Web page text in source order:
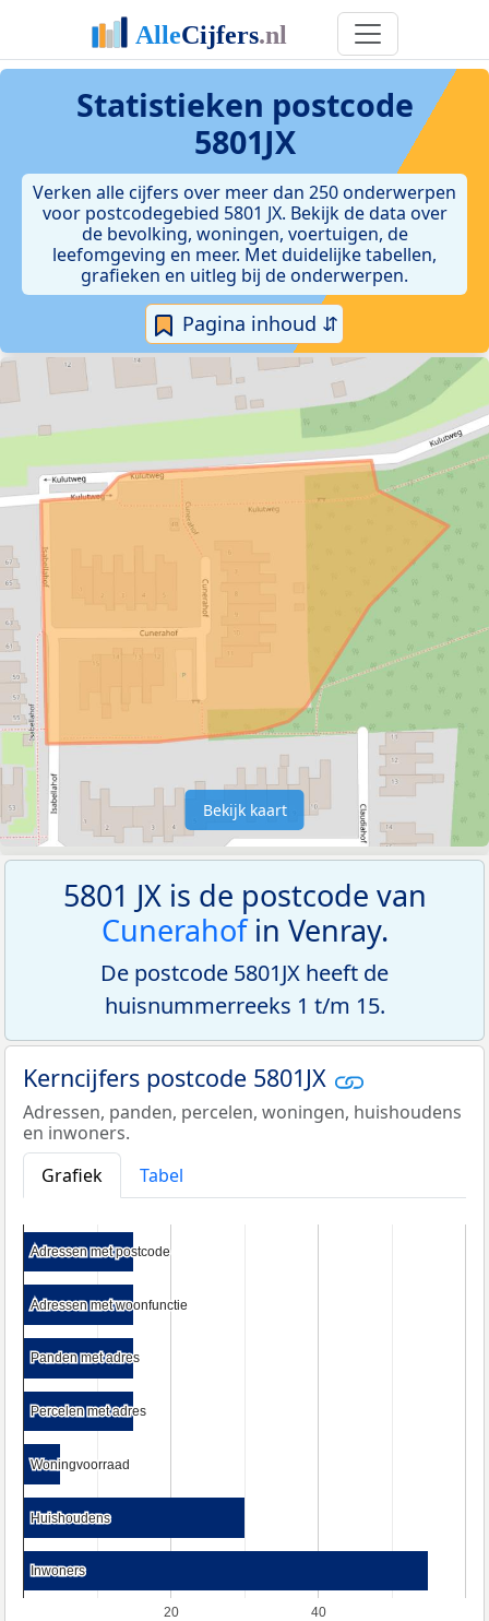
Statistieken postcode
5801JX
Verken alle cijfers over meer dan 250 onderwerpen
voor postcodegebied 5801 JX. Bekijk de data over
de bevolking, woningen, voertuigen, de
leefomgeving en meer. Met duidelijke tabellen,
grafieken en uitleg bij de onderwerpen.
Pagina inhoud ⇵
Bekijk kaart
5801 JX is de postcode van
Cunerahofin Venray.
De postcode 5801JX heeft de
huisnummerreeks 1 t/m 15.
Kerncijfers postcode 5801JX
Adressen, panden, percelen, woningen, huishoudens
en inwoners.
Grafiek
Tabel
20 40
Adressen met postcode
Adressen met postcode
Adressen met woonfunctie
Adressen met woonfunctie
Panden met adres
Panden met adres
Percelen met adres
Percelen met adres
Woningvoorraad
Woningvoorraad
Huishoudens
Huishoudens
Inwoners
Inwoners